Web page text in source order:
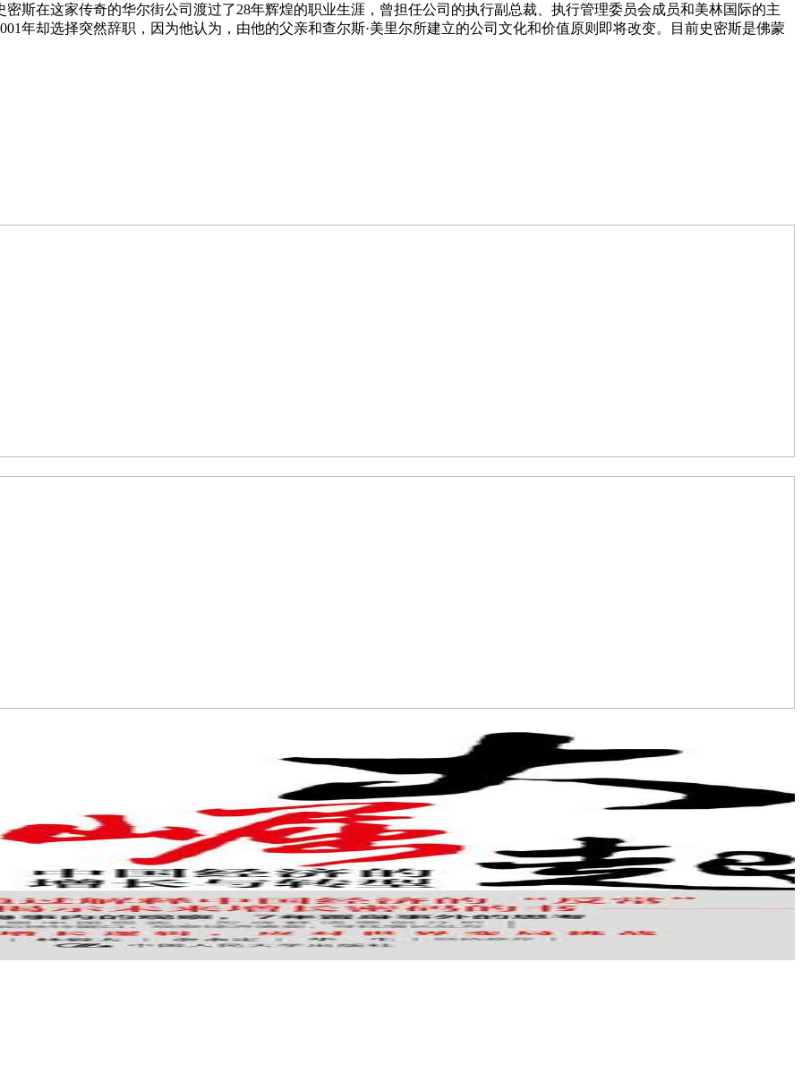
斯在这家传奇的华尔街公司渡过了28年辉煌的职业生涯，曾担任公司的执行副总裁、执行管理委员会成员和美林国际的主
年却选择突然辞职，因为他认为，由他的父亲和查尔斯·美里尔所建立的公司文化和价值原则即将改变。目前史密斯是佛蒙